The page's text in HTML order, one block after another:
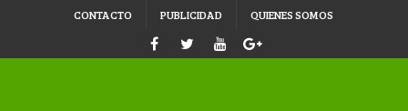
CONTACTO PUBLICIDAD QUIENES SOMOS